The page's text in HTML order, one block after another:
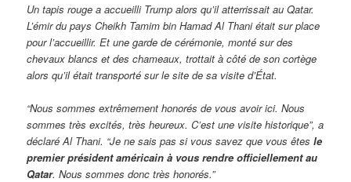
Un tapis rouge a accueilli Trump alors qu’il atterrissait au Qatar.
L’émir du pays Cheikh Tamim bin Hamad Al Thani était sur place
pour l’accueillir. Et une garde de cérémonie, monté sur des
chevaux blancs et des chameaux, trottait à côté de son cortège
alors qu’il était transporté sur le site de sa visite d’État.
“Nous sommes extrêmement honorés de vous avoir ici. Nous
sommes très excités, très heureux. C’est une visite historique”, a
déclaré Al Thani. “Je ne sais pas si vous savez que vous êtesle
premier président américain à vous rendre officiellement au
Qatar. Nous sommes donc très honorés.”